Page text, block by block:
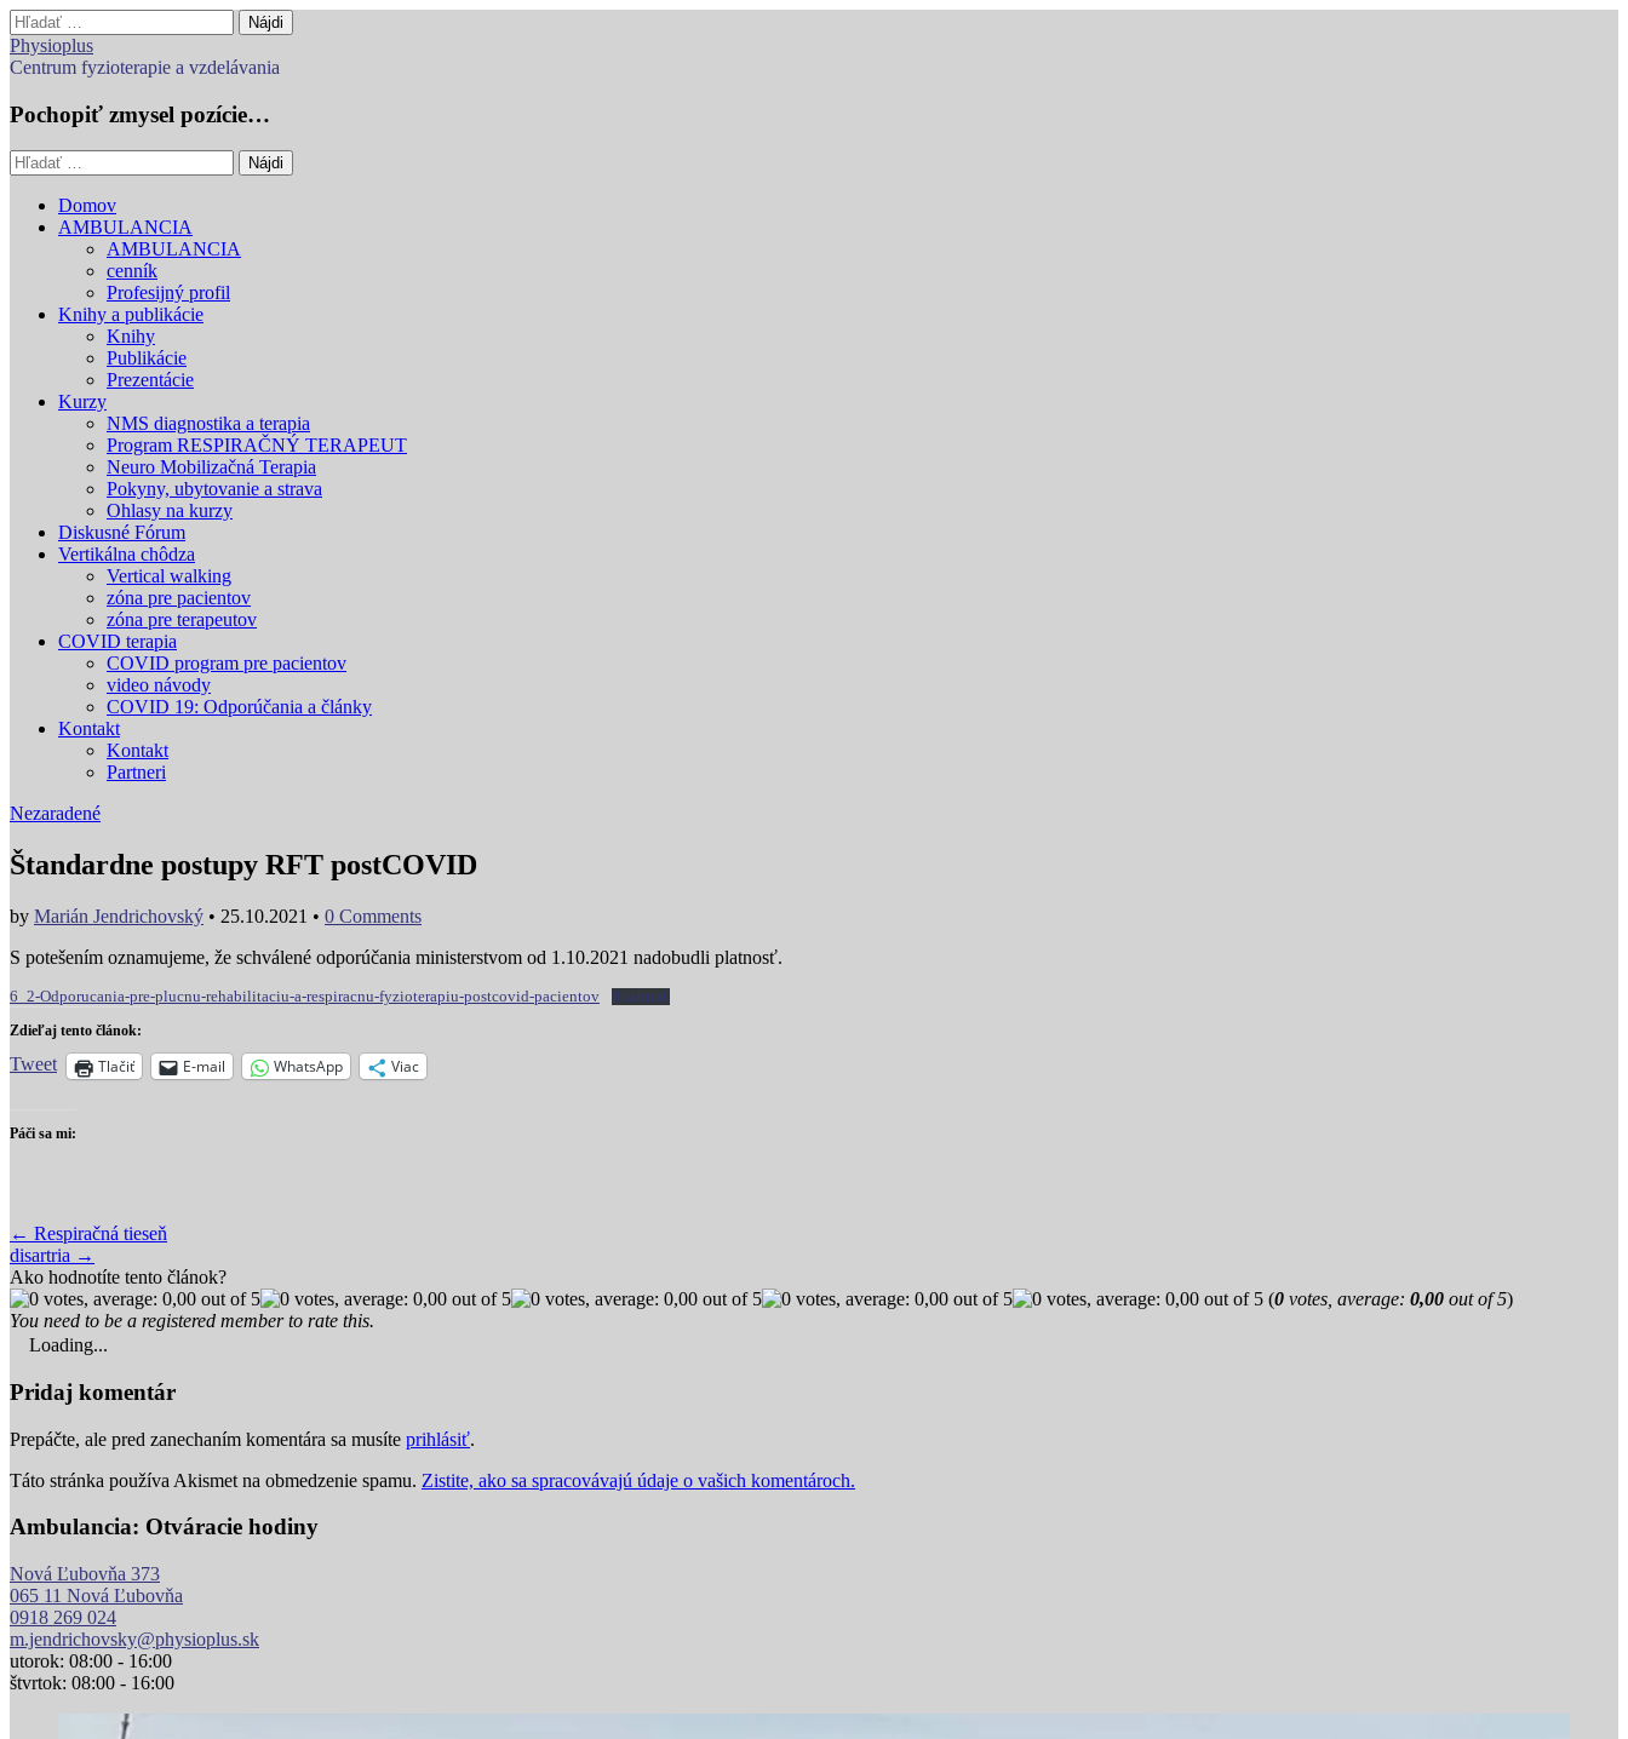
Hľadať:
Physioplus
Centrum fyzioterapie a vzdelávania
Pochopiť zmysel pozície…
Hľadať:
Main
menu
Skip
Domov
AMBULANCIA
AMBULANCIA
cenník
Profesijný profil
Knihy a publikácie
Knihy
Publikácie
Prezentácie
Kurzy
NMS diagnostika a terapia
Program RESPIRAČNÝ TERAPEUT
Neuro Mobilizačná Terapia
Pokyny, ubytovanie a strava
Ohlasy na kurzy
Diskusné Fórum
Vertikálna chôdza
Vertical walking
zóna pre pacientov
zóna pre terapeutov
COVID terapia
COVID program pre pacientov
video návody
COVID 19: Odporúčania a články
Kontakt
Kontakt
Partneri
Nezaradené
Štandardne postupy RFT postCOVID
by Marián Jendrichovský • 25.10.2021 • 0 Comments
S potešením oznamujeme, že schválené odporúčania ministerstvom od 1.10.2021 nadobudli platnosť.
6_2-Odporucania-pre-plucnu-rehabilitaciu-a-respiracnu-fyzioterapiu-postcovid-pacientov
Stiahnuť
Zdieľaj tento článok:
Tweet Tlačiť E-mail WhatsApp Viac
Páči sa mi:
Post
navigation
← Respiračná tieseň
disartria →
Ako hodnotíte tento článok?
(0 votes, average: 0,00 out of 5)
You need to be a registered member to rate this.
Loading...
Pridaj komentár
Prepáčte, ale pred zanechaním komentára sa musíte prihlásiť.
Táto stránka používa Akismet na obmedzenie spamu. Zistite, ako sa spracovávajú údaje o vašich komentároch.
Ambulancia: Otváracie hodiny
Nová Ľubovňa 373
065 11 Nová Ľubovňa
0918 269 024
m.jendrichovsky@physioplus.sk
utorok: 08:00 - 16:00
štvrtok: 08:00 - 16:00